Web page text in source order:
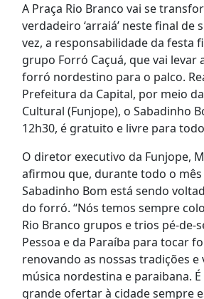
A Praça Rio Branco vai se
verdadeiro ‘arraiá’ neste final de
vez, a responsabilidade da festa
grupo Forró Caçuá, que vai levar
forró nordestino para o palco.
Prefeitura da Capital, por meio
Cultural (Funjope), o Sabadinho
12h30, é gratuito e livre para
O diretor executivo da Funjope,
afirmou que, durante todo o
Sabadinho Bom está sendo
do forró. “Nós temos sempre
Rio Branco grupos e trios pé-de-
Pessoa e da Paraíba para tocar
renovando as nossas tradições e
música nordestina e paraibana.
grande ofertar à cidade sempre